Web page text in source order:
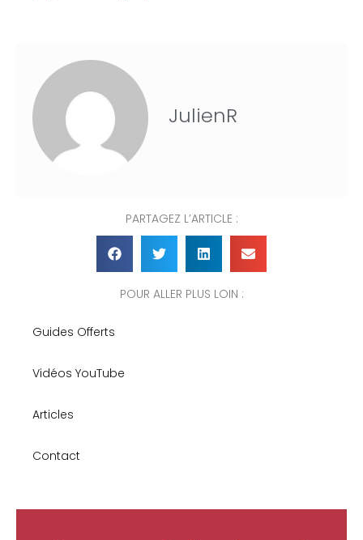
JulienR
PARTAGEZ L’ARTICLE :
POUR ALLER PLUS LOIN :
Guides Offerts
Vidéos YouTube
Articles
Contact